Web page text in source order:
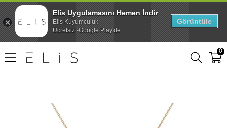
0
Elis Uygulamasını Hemen İndir
Elis Kuyumculuk
Ücretsiz -Google Play'de
Görüntüle